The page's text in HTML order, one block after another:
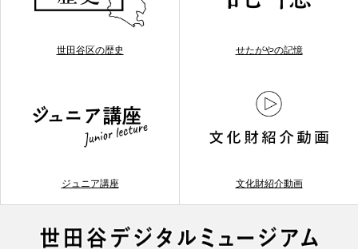
世田谷区の歴史 せたがやの記憶
ジュニア講座 文化財紹介動画